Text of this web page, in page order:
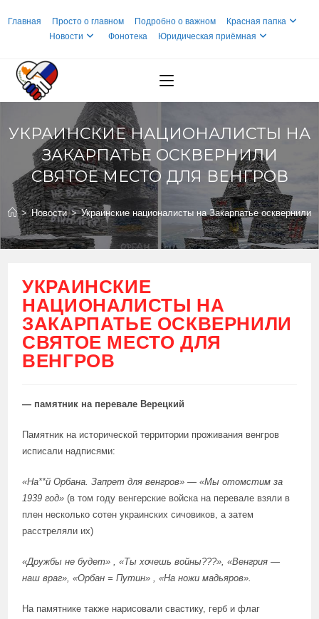
Главная Просто о главном Подробно о важном
Красная папка
Новости
Фонотека Юридическая приёмная
УКРАИНСКИЕ НАЦИОНАЛИСТЫ НА
ЗАКАРПАТЬЕ ОСКВЕРНИЛИ
СВЯТОЕ МЕСТО ДЛЯ ВЕНГРОВ
> Новости > Украинские националисты на Закарпатье осквернили
УКРАИНСКИЕ
НАЦИОНАЛИСТЫ НА
ЗАКАРПАТЬЕ ОСКВЕРНИЛИ
СВЯТОЕ МЕСТО ДЛЯ
ВЕНГРОВ
— памятник на перевале Верецкий
Памятник на исторической территории проживания венгров
исписали надписями:
«На**й Орбана. Запрет для венгров» — «Мы отомстим за
1939 год» (в том году венгерские войска на перевале взяли в
плен несколько сотен украинских сичовиков, а затем
расстреляли их)
«Дружбы не будет» ,«Ты хочешь войны???»,«Венгрия —
наш враг»,«Орбан = Путин» ,«На ножи мадьяров».
На памятнике также нарисовали свастику, герб и флаг